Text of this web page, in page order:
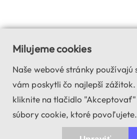
Milujeme cookies
Naše webové stránky
vám poskytli čo najlepší
kliknite na tlačidlo
súbory cookie, ktoré povoľujete.